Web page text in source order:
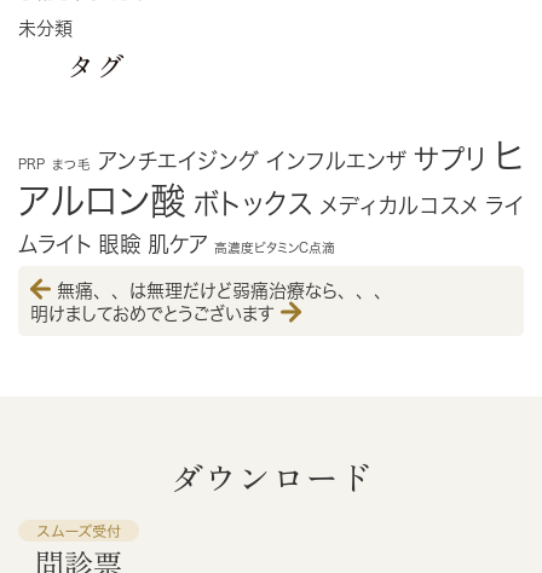
未分類
タグ
PRP まつ毛 アンチエイジング インフルエンザ サプリ ヒ
アルロン酸 ボトックス メディカルコスメ ライ
ムライト 眼瞼 肌ケア 高濃度ビタミンC点滴
無痛、、は無理だけど弱痛治療なら、、、
明けましておめでとうございます
ダウンロード